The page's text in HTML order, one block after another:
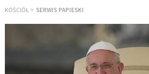
KOŚCIÓŁ SERWIS PAPIESKI